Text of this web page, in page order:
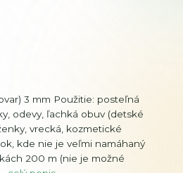
3 mm Použitie: posteľná
odevy, ľachká obuv (detské
vrecká, kozmetické
kde nie je veľmi namáhaný
200 m (nie je možné